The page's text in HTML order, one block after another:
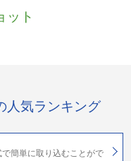
ット
人気ランキング
簡単に取り込むことがで